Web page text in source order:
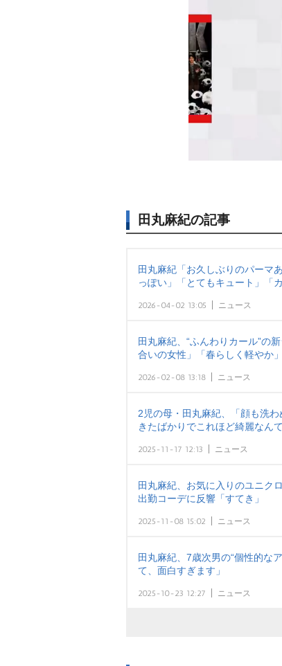
田丸麻紀の記事
田丸麻紀「お久しぶりのパーマ
っぽい」「とてもキュート」「
2026-04-02 13:05 ニュース
田丸麻紀、“ふんわりカール”の
合いの女性」「春らしく軽やか」
2026-02-08 13:18 ニュース
2児の母・田丸麻紀、「顔も洗
きたばかりでこれほど綺麗なんて
2025-11-17 12:13 ニュース
田丸麻紀、お気に入りのユニク
出勤コーデに反響「すてき」
2025-11-08 15:02 ニュース
田丸麻紀、7歳次男の“個性的な
て、面白すぎます」
2025-10-23 12:27 ニュース